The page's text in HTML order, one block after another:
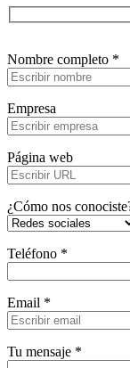
Nombre completo *
Empresa
Página web
¿Cómo nos
Teléfono *
Email *
Tu mensaje *